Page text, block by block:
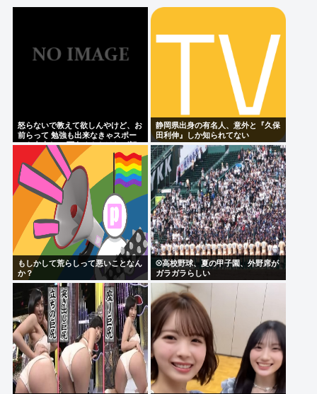
俳優・岸田健作 中居正広氏の熊本支援報道うけ「気
遣いや優しさがハンパじゃない」 中居氏との思い出
を回顧
1989年に起きた出来事、ヤバすぎる
wakatteTVの高田ふーみんこと、武田塾の高田史拓さ
【画像】この兎のアイドルvtuberさん
Powered by livedoor 相互RSS
怒らないで教えて欲しんやけど、お
前らって 勉強も出来なきゃスポー
ツも出来ない 面白くもなければ顔
も悪い クラスの5軍だったよね？
静岡県出身の有名人、意外と『久保
田利伸』しか知られてない
もしかして荒らしって悪いことなん
か？
⚾高校野球、夏の甲子園、外野席が
ガラガラらしい